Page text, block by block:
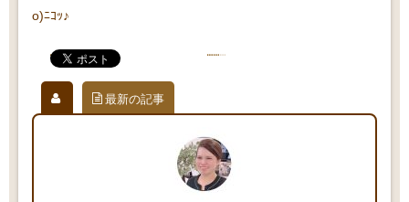
o)ﾆｺｯ♪
最新の記事